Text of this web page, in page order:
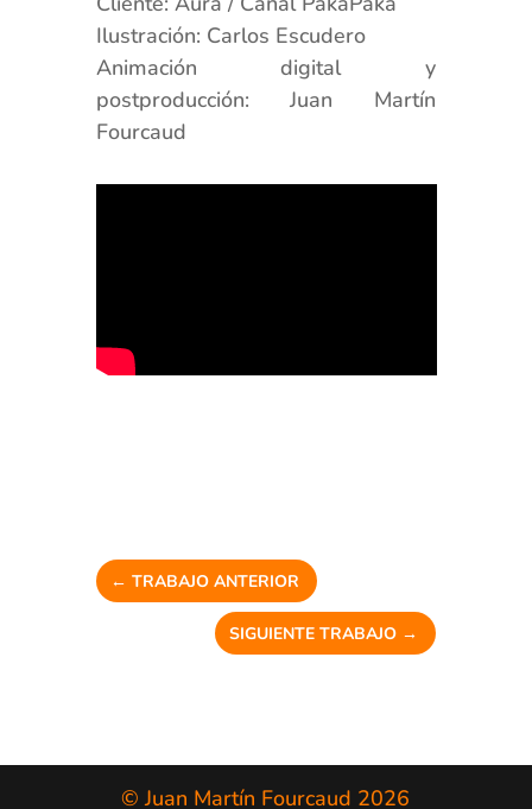
Ilustración: Carlos Escudero
Animación digital y
postproducción: Juan Martín
Fourcaud
← TRABAJO ANTERIOR
SIGUIENTE TRABAJO →
© Juan Martín Fourcaud 2026